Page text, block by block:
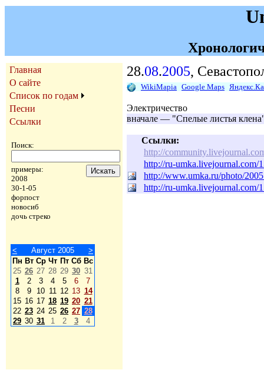
Главная
О сайте
Список по годам
Песни
Ссылки
Поиск:
примеры:
2008
30-1-05
форпост
новосиб
дочь стреко
< Август 2005
>
Пн Вт Ср Чт Пт Сб Вс
25 26 27 28 29 30 31
1
2 3 4 5 6
7
8
9 10 11 12 13 14
15 16 17 18 19 20 21
22 23 24 25 26 27 28
29 30 31 1 2 3 4
28.08.2005,
WikiMapia Google Maps
Электричество
вначале — "Спелые листья
Ссылки:
http://
http://ru-umka.livejournal.com/
http://www.umka.ru/photo/
http://ru-umka.livejournal.com/